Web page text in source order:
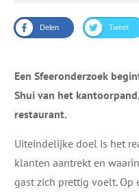
Delen Tweet
Een Sfeeronderzoek
Shui van het
restaurant.
Uiteindelijke doel is het
klanten aantrekt en
gast zich prettig voelt. Op